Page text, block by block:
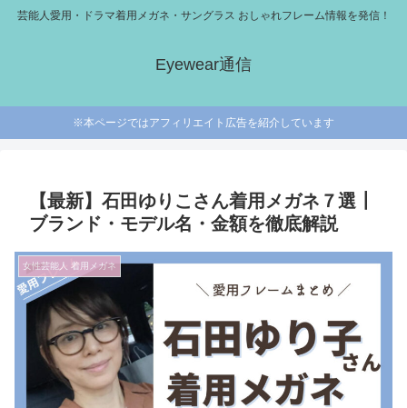
芸能人愛用・ドラマ着用メガネ・サングラス おしゃれフレーム情報を発信！
Eyewear通信
※本ページではアフィリエイト広告を紹介しています
【最新】石田ゆりこさん着用メガネ７選┃
ブランド・モデル名・金額を徹底解説
女性芸能人 着用メガネ